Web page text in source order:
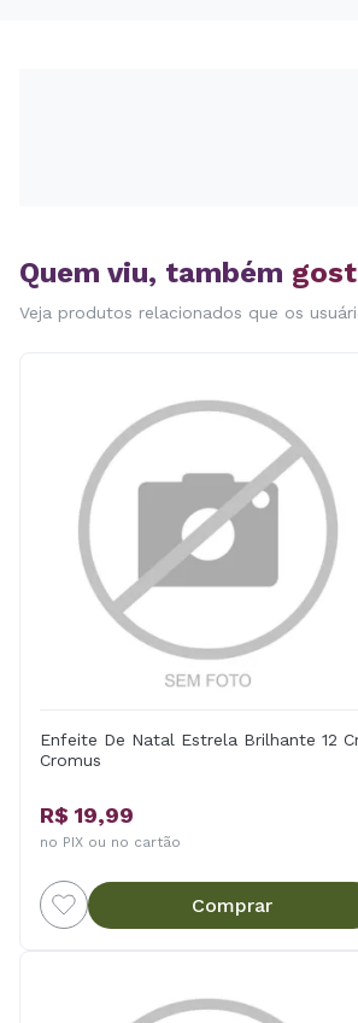
Quem viu, também
Veja produtos relacionados que os
Enfeite De Natal Estrela Brilhante 12
Cromus
R$ 19,99
no PIX ou no cartão
Comprar